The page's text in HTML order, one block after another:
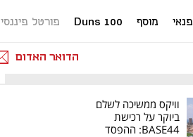
פנאי מוסף Duns 100 פורטל פיננסי
הדואר האדום
וויקס ממשיכה לשלם
ביוקר על רכישת
BASE44: ההפסד